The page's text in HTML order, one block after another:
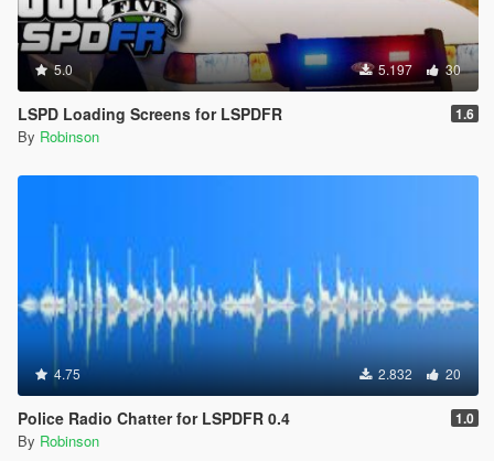
5.0 5.197 30
LSPD Loading Screens for LSPDFR 1.6
By Robinson
4.75 2.832 20
Police Radio Chatter for LSPDFR 0.4 1.0
By Robinson